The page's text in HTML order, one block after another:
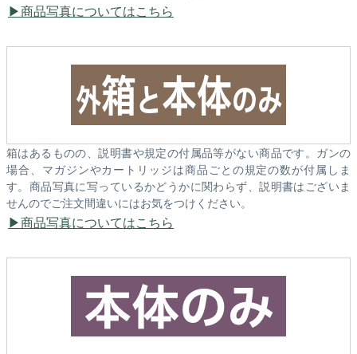
商品写真についてはこちら
箱はあるものの、説明書や規定の付属品等がない商品です。ガンの
場合、マガジンやカートリッジは商品ごとの規定の数が付属しま
す。商品写真に写っているかどうかに関わらず、説明書はございま
せんのでご注文間違いにはお気をつけください。
商品写真についてはこちら